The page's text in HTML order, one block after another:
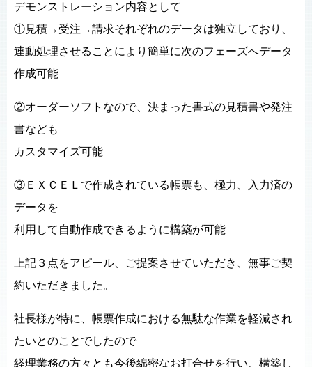
デモンストレーション内容として
①見積→受注→請求それぞれのデータは独立しており、
連動処理させることにより簡単に次のフェーズへデータ
作成可能
②オーダーソフトなので、決まった書式の見積書や発注
書なども
カスタマイズ可能
③ＥＸＣＥＬで作成されている帳票も、極力、入力済の
データを
利用して自動作成できるように構築が可能
上記３点をアピール、ご提案させていただき、無事ご契
約いただきました。
社長様が特に、帳票作成における無駄な作業を軽減され
たいとのことでしたので
経理業務の方々とも今後綿密なお打合せを行い、構築し